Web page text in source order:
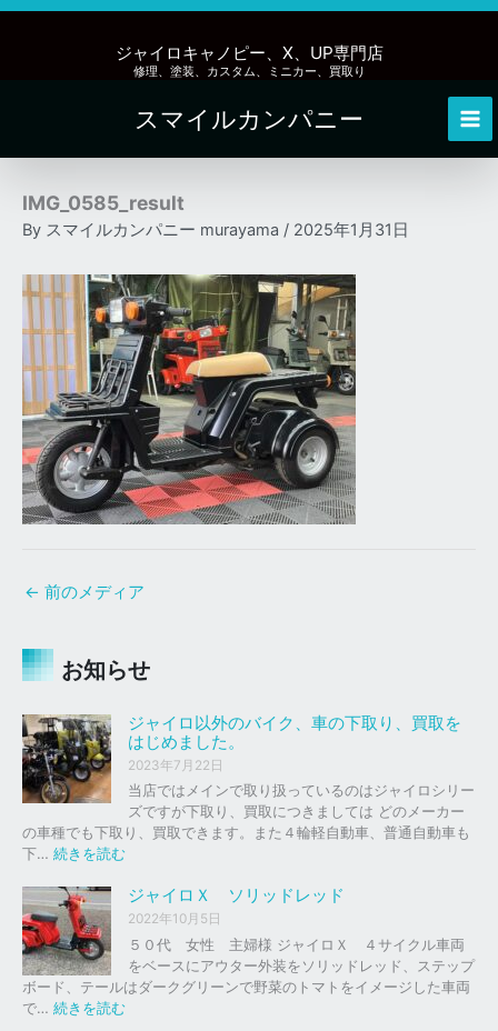
内
ッ
ジャイロキャノピー、X、UP専門店
修理、塗装、カスタム、ミニカー、買取り
スマイルカンパニー
IMG_0585_result
By スマイルカンパニー murayama / 2025年1月31日
← 前のメディア
お知らせ
ジャイロ以外のバイク、車の下取り、買取を
はじめました。
2023年7月22日
当店ではメインで取り扱っているのはジャイロシリー
ズですが下取り、買取につきましては どのメーカー
の車種でも下取り、買取できます。また４輪軽自動車、普通自動車も
下… 続きを読む
ャ
イ
ロ
以
外
の
ジャイロＸ ソリッドレッド
2022年10月5日
５０代 女性 主婦様 ジャイロＸ ４サイクル車両
をベースにアウター外装をソリッドレッド、ステップ
ボード、テールはダークグリーンで野菜のトマトをイメージした車両
で… 続きを読む